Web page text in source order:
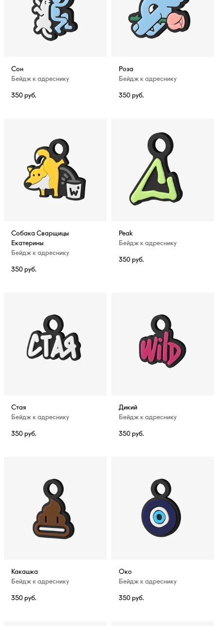
Сон
Бейдж к адреснику
350 руб.
Роза
Бейдж к адреснику
350 руб.
Собака Сварщицы
Екатерины
Бейдж к адреснику
350 руб.
Peak
Бейдж к адреснику
350 руб.
Стая
Бейдж к адреснику
350 руб.
Дикий
Бейдж к адреснику
350 руб.
Какашка
Бейдж к адреснику
350 руб.
Око
Бейдж к адреснику
350 руб.